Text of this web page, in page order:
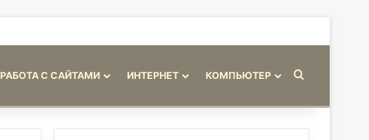
РАБОТА С САЙТАМИ ИНТЕРНЕТ КОМПЬЮТЕР